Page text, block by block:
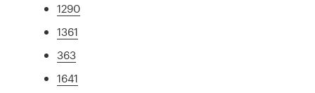
1290
1361
363
1641